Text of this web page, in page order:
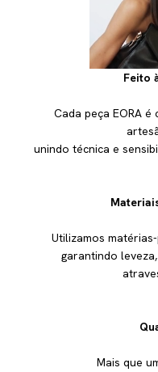
Feito
Cada peça EORA
unindo técnica e
Utilizamos
garantindo
Mais que